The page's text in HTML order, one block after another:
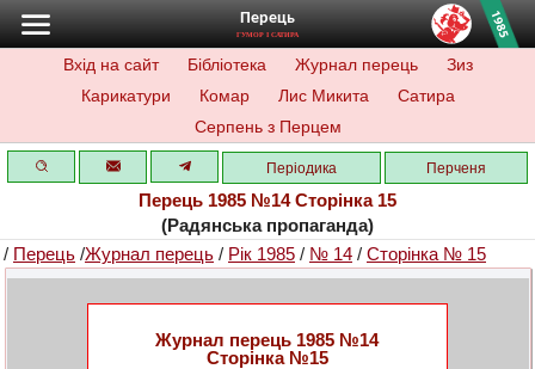
Перець
ГУМОР І САТИРА
Вхід на сайт Бібліотека Журнал перець
Зиз
Карикатури
Комар Лис Микита
Сатира
Серпень з Перцем
Періодика Перченя
Перець 1985 №14 Сторінка 15
(Радянська пропаганда)
/ Перець /Журнал перець / Рік 1985 / № 14 / Сторінка № 15
Журнал перець 1985 №14
Сторінка №15